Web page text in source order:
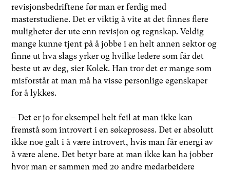
revisjonsbedriftene før man er ferdig med
masterstudiene. Det er viktig å vite at det finnes flere
muligheter der ute enn revisjon og regnskap. Veldig
mange kunne tjent på å jobbe i en helt annen sektor og
finne ut hva slags yrker og hvilke ledere som får det
beste ut av deg, sier Kolek. Han tror det er mange som
misforstår at man må ha visse personlige egenskaper
for å lykkes.
– Det er jo for eksempel helt feil at man ikke kan
fremstå som introvert i en søkeprosess. Det er absolutt
ikke noe galt i å være introvert, hvis man får energi av
å være alene. Det betyr bare at man ikke kan ha jobber
hvor man er sammen med 20 andre medarbeidere